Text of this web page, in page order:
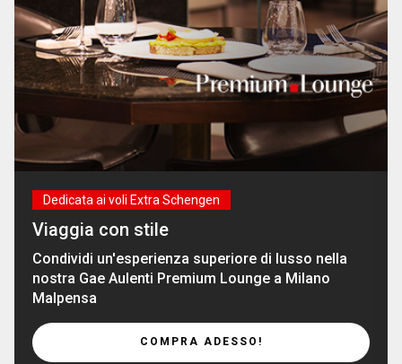
Dedicata ai voli Extra Schengen
Viaggia con stile
Condividi un'esperienza superiore di lusso nella
nostra Gae Aulenti Premium Lounge a Milano
Malpensa
COMPRA ADESSO!